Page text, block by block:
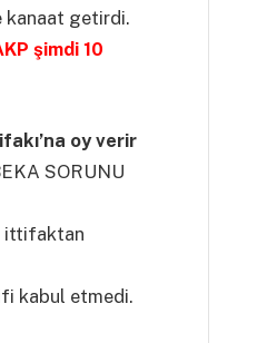
kanaat getirdi.
şimdi 10
oy verir
SORUNU
ittifaktan
kabul etmedi.